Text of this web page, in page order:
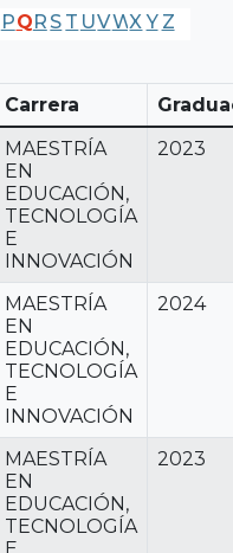
PQR S T UVWX Y Z
Carrera
MAESTRÍA
EN
EDUCACIÓN,
TECNOLOGÍA
E
INNOVACIÓN
2023
MAESTRÍA
EN
EDUCACIÓN,
TECNOLOGÍA
E
INNOVACIÓN
2024
MAESTRÍA
EN
EDUCACIÓN,
TECNOLOGÍA
E
2023